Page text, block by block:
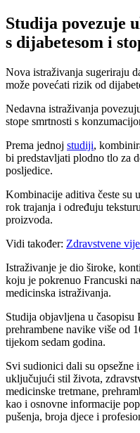
Studija povezuje
s dijabetesom i
Nova istraživanja sugeriraju
može povećati rizik od
Nedavna istraživanja
stope smrtnosti s
Prema jednoj studiji,
bi predstavljati plodno tlo za
posljedice.
Kombinacije aditiva česte su
rok trajanja i određuju
proizvoda.
Vidi također: Zdravstvene
Istraživanje je dio široke,
koju je pokrenuo Francuski
medicinska istraživanja.
Studija objavljena u
prehrambene navike više od
tijekom sedam godina.
Svi sudionici dali su opsežne
uključujući stil života,
medicinske tretmane,
kao i osnovne informacije
pušenja, broja djece i